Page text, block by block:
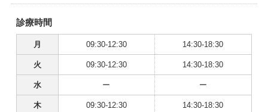
診療時間
月 09:30-12:30 14:30-18:30
火 09:30-12:30 14:30-18:30
水 ー ー
木 09:30-12:30 14:30-18:30